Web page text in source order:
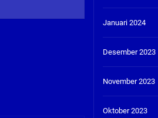
Januari 2024
Desember 2023
November 2023
Oktober 2023